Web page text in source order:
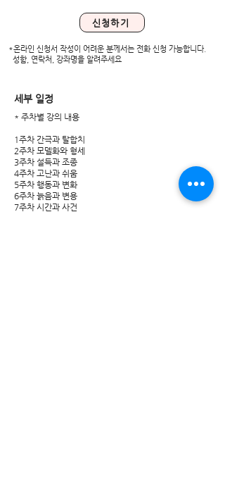
신청하기
*온라인 신청서 작성이 어려운 분께서는 전화 신청 가능합니다.
성함, 연락처, 강좌명을 알려주세요
​세부 일정
* 주차별 강의 내용
1주차 간극과 탈합치
2주차 모델화와 형세
3주차 설득과 조종
4주차 고난과 쉬움
5주차 행동과 변화
6주차 늙음과 변용
7주차 시간과 사건